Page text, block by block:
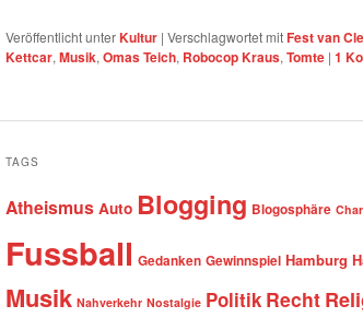
Veröffentlicht unterKultur | Verschlagwortet mitFest van
Kettcar, Musik, Omas Teich, Robocop Kraus, Tomte | 1
TAGS
Atheismus Auto Blogging Blogosphäre
Fussball Gedanken Gewinnspiel Hamburg
Musik Nahverkehr Nostalgie Politik Recht